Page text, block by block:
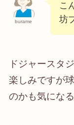
burame
こ
坊
ドジャースタ
楽しみですが
のかも気にな